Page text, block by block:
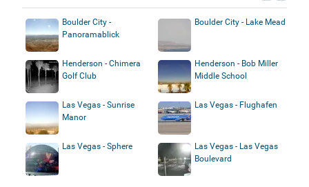
Boulder City -
Panoramablick
Boulder City - Lake Mead
Henderson - Chimera
Golf Club
Henderson - Bob Miller
Middle School
Las Vegas - Sunrise
Manor
Las Vegas - Flughafen
Las Vegas - Sphere
Las Vegas - Las Vegas
Boulevard